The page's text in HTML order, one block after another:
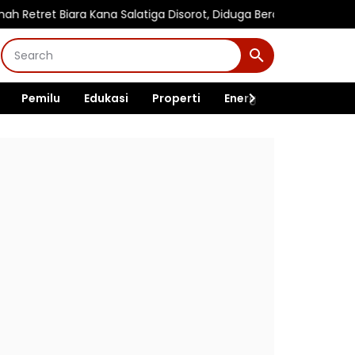
Kana Salatiga Disorot, Diduga Beroperasi sebagai
Pemilu Edukasi Properti Energi